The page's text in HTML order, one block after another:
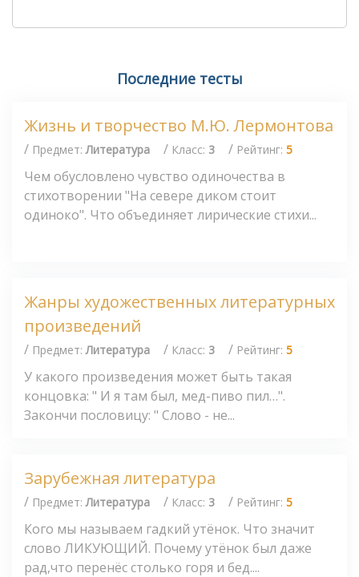
Последние тесты
Жизнь и творчество М.Ю. Лермонтова
/ Предмет:Литература / Класс: 3 / Рейтинг: 5
Чем обусловлено чувство одиночества в
стихотворении "На севере диком стоит
одиноко". Что объединяет лирические стихи...
Жанры художественных литературных
произведений
/ Предмет:Литература / Класс: 3 / Рейтинг: 5
У какого произведения может быть такая
концовка: " И я там был, мед-пиво пил…".
Закончи пословицу: " Слово - не...
Зарубежная литература
/ Предмет:Литература / Класс: 3 / Рейтинг: 5
Кого мы называем гадкий утёнок. Что значит
слово ЛИКУЮЩИЙ. Почему утёнок был даже
рад,что перенёс столько горя и бед....